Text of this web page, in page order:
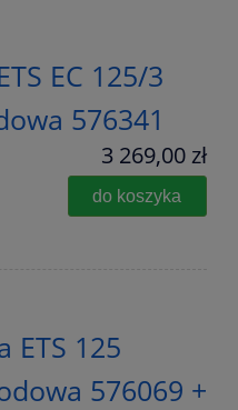
EC 125/3
576341
3 269,00 zł
do koszyka
ETS 125
576069 +